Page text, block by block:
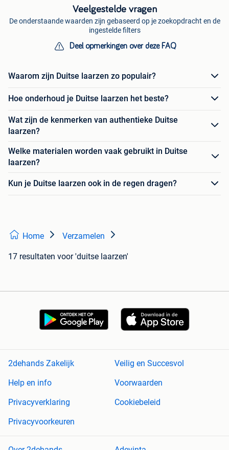
Veelgestelde vragen
De onderstaande waarden zijn gebaseerd op je zoekopdracht en de
ingestelde filters
Deel opmerkingen over deze FAQ
Waarom zijn Duitse laarzen zo populair?
Hoe onderhoud je Duitse laarzen het beste?
Wat zijn de kenmerken van authentieke Duitse
laarzen?
Welke materialen worden vaak gebruikt in Duitse
laarzen?
Kun je Duitse laarzen ook in de regen dragen?
Home Verzamelen
17 resultaten voor 'duitse laarzen'
2dehands Zakelijk
Veilig en Succesvol
Help en info
Voorwaarden
Privacyverklaring
Cookiebeleid
Privacyvoorkeuren